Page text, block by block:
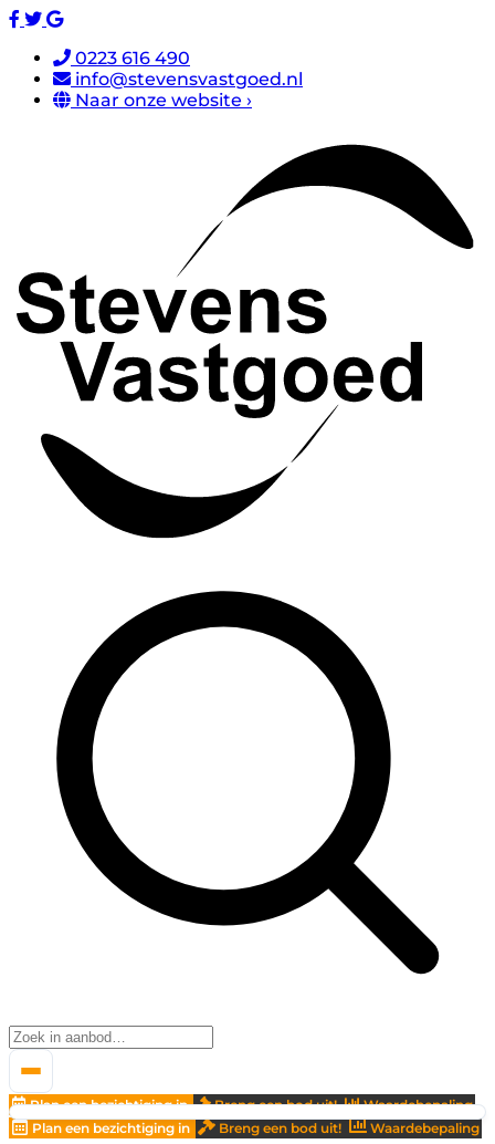
0223 616 490
info@stevensvastgoed.nl
Naar onze website ›
Plan een bezichtiging in Breng een bod uit!
Waardebepaling
Plan een bezichtiging in
Breng een bod uit! Waardebepaling